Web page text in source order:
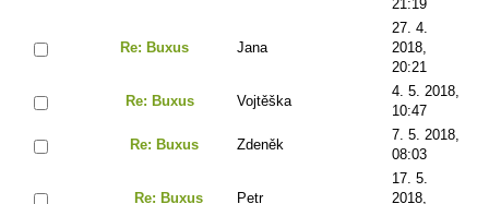
21:19
Re: Buxus Jana
27. 4.
2018,
20:21
Re: Buxus Vojtěška
4. 5. 2018,
10:47
Re: Buxus Zdeněk
7. 5. 2018,
08:03
Re: Buxus Petr
17. 5.
2018,